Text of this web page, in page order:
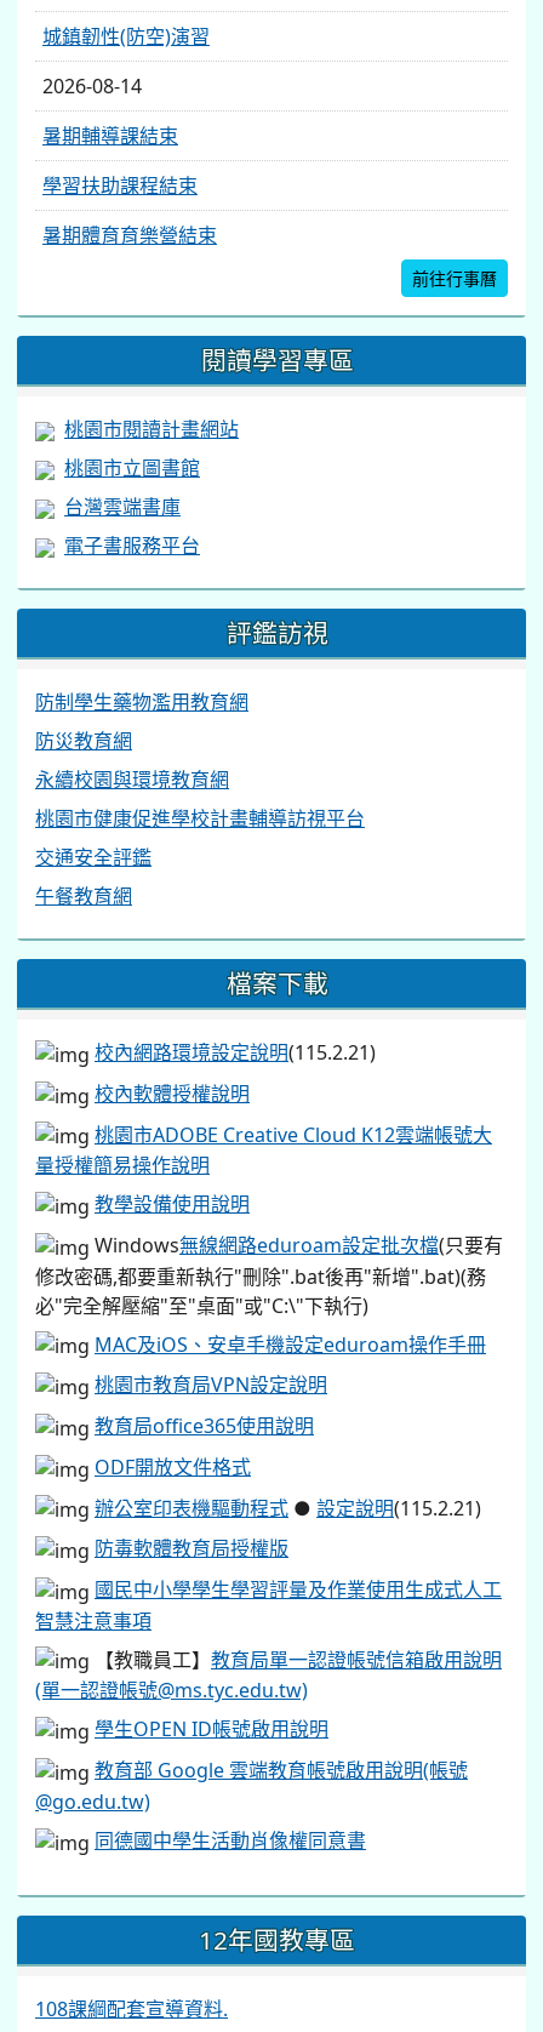
城鎮韌性(防空)演習
2026-08-14
暑期輔導課結束
學習扶助課程結束
暑期體育育樂營結束
前往行事曆
閱讀學習專區
桃園市閱讀計畫網站
桃園市立圖書館
台灣雲端書庫
電子書服務平台
評鑑訪視
防制學生藥物濫用教育網
防災教育網
永續校園與環境教育網
桃園市健康促進學校計畫輔導訪視平台
交通安全評鑑
午餐教育網
檔案下載
校內網路環境設定說明(115.2.21)
校內軟體授權說明
桃園市ADOBE Creative Cloud K12雲端帳號大
量授權簡易操作說明
教學設備使用說明
Windows無線網路eduroam設定批次檔(只要有
修改密碼,都要重新執行"刪除".bat後再"新增".bat)(務
必"完全解壓縮"至"桌面"或"C:\"下執行)
MAC及iOS、安卓手機設定eduroam操作手冊
桃園市教育局VPN設定說明
教育局office365使用說明
ODF開放文件格式
辦公室印表機驅動程式 ● 設定說明(115.2.21)
防毒軟體教育局授權版
國民中小學學生學習評量及作業使用生成式人工
智慧注意事項
【教職員工】 教育局單一認證帳號信箱啟用說明
(單一認證帳號@ms.tyc.edu.tw)
學生OPEN ID帳號啟用說明
教育部 Google 雲端教育帳號啟用說明(帳號
@go.edu.tw)
同德國中學生活動肖像權同意書
12年國教專區
108課綱配套宣導資料.